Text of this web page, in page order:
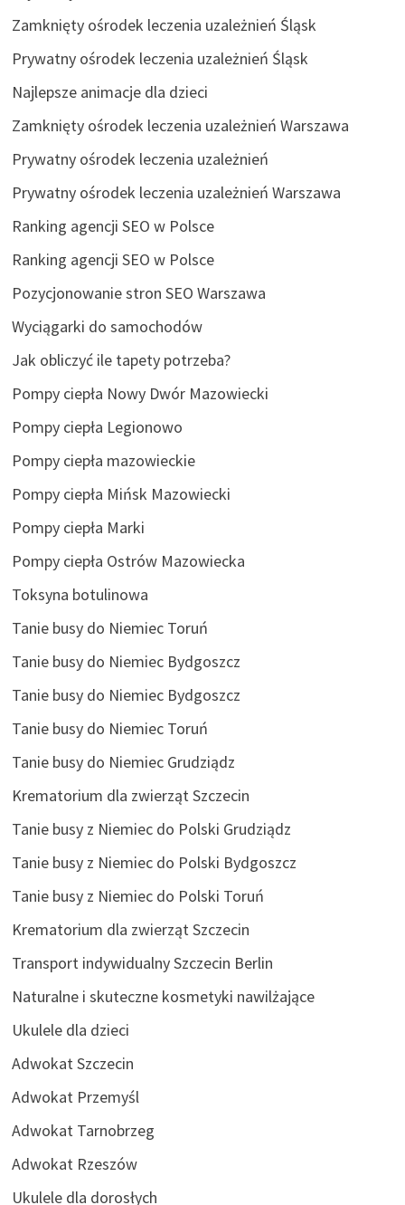
Zamknięty ośrodek leczenia uzależnień Śląsk
Prywatny ośrodek leczenia uzależnień Śląsk
Najlepsze animacje dla dzieci
Zamknięty ośrodek leczenia uzależnień Warszawa
Prywatny ośrodek leczenia uzależnień
Prywatny ośrodek leczenia uzależnień Warszawa
Ranking agencji SEO w Polsce
Ranking agencji SEO w Polsce
Pozycjonowanie stron SEO Warszawa
Wyciągarki do samochodów
Jak obliczyć ile tapety potrzeba?
Pompy ciepła Nowy Dwór Mazowiecki
Pompy ciepła Legionowo
Pompy ciepła mazowieckie
Pompy ciepła Mińsk Mazowiecki
Pompy ciepła Marki
Pompy ciepła Ostrów Mazowiecka
Toksyna botulinowa
Tanie busy do Niemiec Toruń
Tanie busy do Niemiec Bydgoszcz
Tanie busy do Niemiec Bydgoszcz
Tanie busy do Niemiec Toruń
Tanie busy do Niemiec Grudziądz
Krematorium dla zwierząt Szczecin
Tanie busy z Niemiec do Polski Grudziądz
Tanie busy z Niemiec do Polski Bydgoszcz
Tanie busy z Niemiec do Polski Toruń
Krematorium dla zwierząt Szczecin
Transport indywidualny Szczecin Berlin
Naturalne i skuteczne kosmetyki nawilżające
Ukulele dla dzieci
Adwokat Szczecin
Adwokat Przemyśl
Adwokat Tarnobrzeg
Adwokat Rzeszów
Ukulele dla dorosłych